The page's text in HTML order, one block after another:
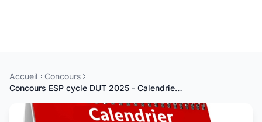
Accueil
Concours
Concours ESP cycle DUT 2025 - Calendrier des épreuves écrites